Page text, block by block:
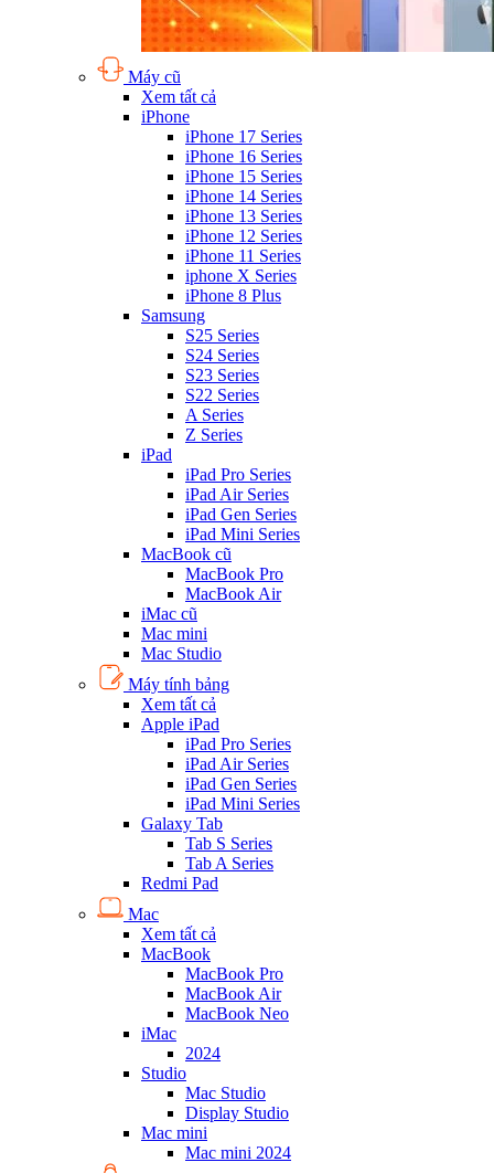
Máy cũ
Xem tất cả
iPhone
iPhone 17 Series
iPhone 16 Series
iPhone 15 Series
iPhone 14 Series
iPhone 13 Series
iPhone 12 Series
iPhone 11 Series
iphone X Series
iPhone 8 Plus
Samsung
S25 Series
S24 Series
S23 Series
S22 Series
A Series
Z Series
iPad
iPad Pro Series
iPad Air Series
iPad Gen Series
iPad Mini Series
MacBook cũ
MacBook Pro
MacBook Air
iMac cũ
Mac mini
Mac Studio
Máy tính bảng
Xem tất cả
Apple iPad
iPad Pro Series
iPad Air Series
iPad Gen Series
iPad Mini Series
Galaxy Tab
Tab S Series
Tab A Series
Redmi Pad
Mac
Xem tất cả
MacBook
MacBook Pro
MacBook Air
MacBook Neo
iMac
2024
Studio
Mac Studio
Display Studio
Mac mini
Mac mini 2024